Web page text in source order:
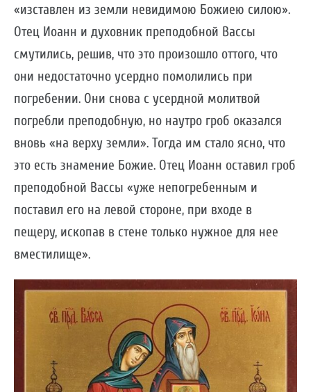
«изставлен из земли невидимою Божиею силою».
Отец Иоанн и духовник преподобной Вассы
смутились, решив, что это произошло оттого, что
они недостаточно усердно помолились при
погребении. Они снова с усердной молитвой
погребли преподобную, но наутро гроб оказался
вновь «на верху земли». Тогда им стало ясно, что
это есть знамение Божие. Отец Иоанн оставил гроб
преподобной Вассы «уже непогребенным и
поставил его на левой стороне, при входе в
пещеру, ископав в стене только нужное для нее
вместилище».